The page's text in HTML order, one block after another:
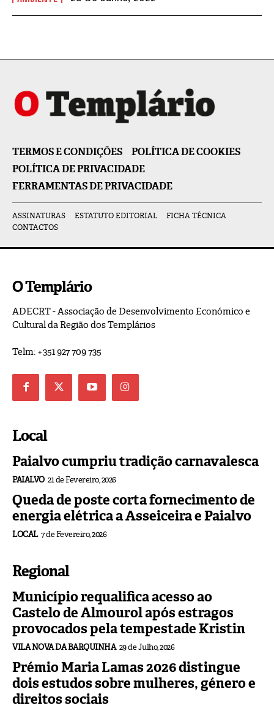
TERMOS E CONDIÇÕES
POLÍTICA DE COOKIES
POLÍTICA DE PRIVACIDADE
FERRAMENTAS DE PRIVACIDADE
ASSINATURAS ESTATUTO EDITORIAL
FICHA TÉCNICA
CONTACTOS
O Templário
ADECRT - Associação de Desenvolvimento Económico e
Cultural da Região dos Templários
Telm: +351 927 709 735
Local
Paialvo cumpriu tradição carnavalesca
PAIALVO 21 de Fevereiro, 2026
Queda de poste corta fornecimento de
energia elétrica a Asseiceira e Paialvo
LOCAL 7 de Fevereiro, 2026
Regional
Município requalifica acesso ao
Castelo de Almourol após estragos
provocados pela tempestade Kristin
VILA NOVA DA BARQUINHA 29 de Julho, 2026
Prémio Maria Lamas 2026 distingue
dois estudos sobre mulheres, género e
direitos sociais